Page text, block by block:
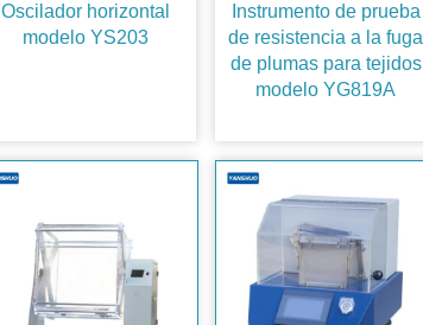
Oscilador horizontal
modelo YS203
Instrumento de prueba
de resistencia a la fuga
de plumas para tejidos
modelo YG819A